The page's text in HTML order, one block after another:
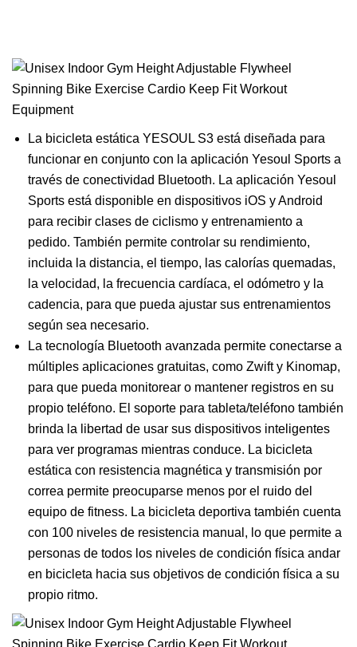
La bicicleta estática YESOUL S3 está diseñada para
funcionar en conjunto con la aplicación Yesoul Sports a
través de conectividad Bluetooth. La aplicación Yesoul
Sports está disponible en dispositivos iOS y Android
para recibir clases de ciclismo y entrenamiento a
pedido. También permite controlar su rendimiento,
incluida la distancia, el tiempo, las calorías quemadas,
la velocidad, la frecuencia cardíaca, el odómetro y la
cadencia, para que pueda ajustar sus entrenamientos
según sea necesario.
La tecnología Bluetooth avanzada permite conectarse a
múltiples aplicaciones gratuitas, como Zwift y Kinomap,
para que pueda monitorear o mantener registros en su
propio teléfono. El soporte para tableta/teléfono también
brinda la libertad de usar sus dispositivos inteligentes
para ver programas mientras conduce. La bicicleta
estática con resistencia magnética y transmisión por
correa permite preocuparse menos por el ruido del
equipo de fitness. La bicicleta deportiva también cuenta
con 100 niveles de resistencia manual, lo que permite a
personas de todos los niveles de condición física andar
en bicicleta hacia sus objetivos de condición física a su
propio ritmo.